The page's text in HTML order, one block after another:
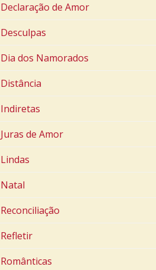
Declaração de Amor
Desculpas
Dia dos Namorados
Distância
Indiretas
Juras de Amor
Lindas
Natal
Reconciliação
Refletir
Românticas